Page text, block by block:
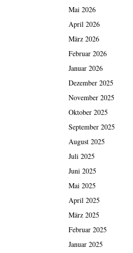
Mai 2026
April 2026
März 2026
Februar 2026
Januar 2026
Dezember 2025
November 2025
Oktober 2025
September 2025
August 2025
Juli 2025
Juni 2025
Mai 2025
April 2025
März 2025
Februar 2025
Januar 2025